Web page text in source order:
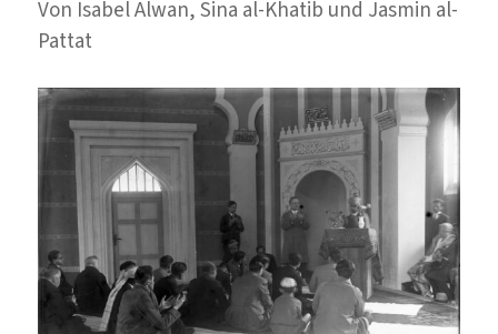
Von Isabel Alwan, Sina al-Khatib und Jasmin al-
Pattat